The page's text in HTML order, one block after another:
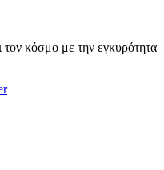
τον κόσμο με την εγκυρότητα